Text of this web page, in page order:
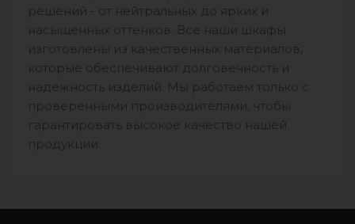
решений - от нейтральных до ярких и
насыщенных оттенков. Все наши шкафы
изготовлены из качественных материалов,
которые обеспечивают долговечность и
надежность изделий. Мы работаем только с
проверенными производителями, чтобы
гарантировать высокое качество нашей
продукции.